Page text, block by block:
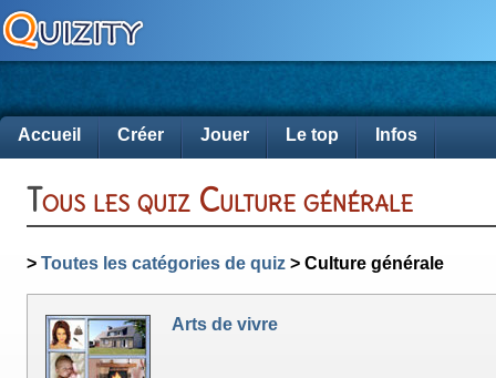
Accueil Créer Jouer Le top Infos
Tous les quiz Culture générale
> Toutes les catégories de quiz > Culture générale
Arts de vivre